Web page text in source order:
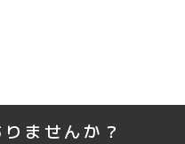
ませんか？